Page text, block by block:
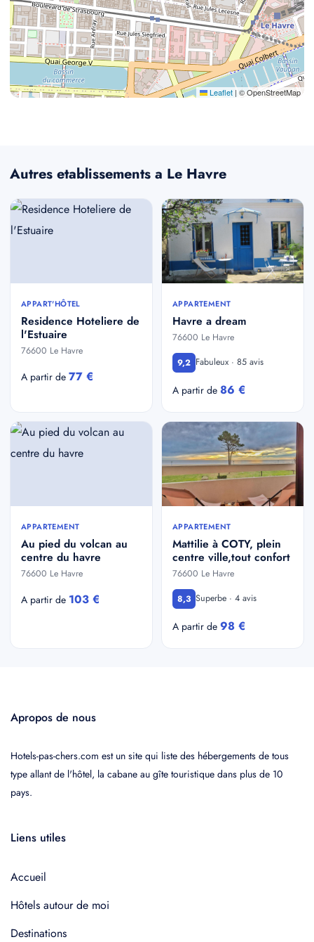
Leaflet | © OpenStreetMap
Autres etablissements a Le Havre
APPART'HÔTEL
Residence Hoteliere de
l'Estuaire
76600 Le Havre
A partir de 77 €
APPARTEMENT
Havre a dream
76600 Le Havre
9,2 Fabuleux · 85 avis
A partir de 86 €
APPARTEMENT
Au pied du volcan au
centre du havre
76600 Le Havre
A partir de 103 €
APPARTEMENT
Mattilie à COTY, plein
centre ville,tout confort
76600 Le Havre
8,3 Superbe · 4 avis
A partir de 98 €
Apropos de nous
Hotels-pas-chers.com est un site qui liste des hébergements de tous
type allant de l'hôtel, la cabane au gîte touristique dans plus de 10
pays.
Liens utiles
Accueil
Hôtels autour de moi
Destinations